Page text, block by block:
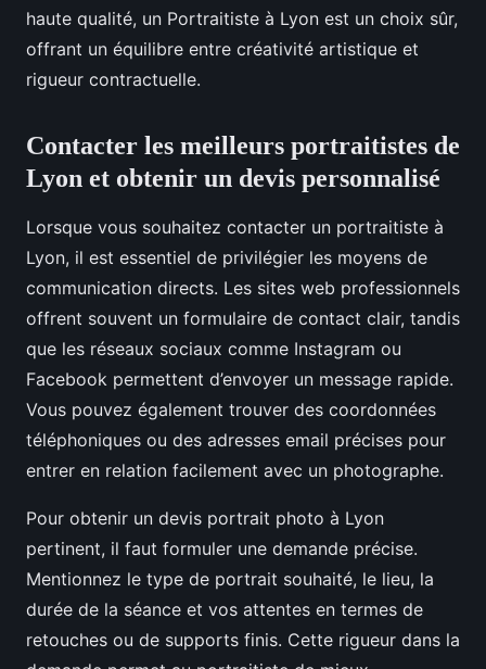
haute qualité, un Portraitiste à Lyon est un choix sûr,
offrant un équilibre entre créativité artistique et
rigueur contractuelle.
Contacter les meilleurs portraitistes de
Lyon et obtenir un devis personnalisé
Lorsque vous souhaitez contacter un portraitiste à
Lyon, il est essentiel de privilégier les moyens de
communication directs. Les sites web professionnels
offrent souvent un formulaire de contact clair, tandis
que les réseaux sociaux comme Instagram ou
Facebook permettent d’envoyer un message rapide.
Vous pouvez également trouver des coordonnées
téléphoniques ou des adresses email précises pour
entrer en relation facilement avec un photographe.
Pour obtenir un devis portrait photo à Lyon
pertinent, il faut formuler une demande précise.
Mentionnez le type de portrait souhaité, le lieu, la
durée de la séance et vos attentes en termes de
retouches ou de supports finis. Cette rigueur dans la